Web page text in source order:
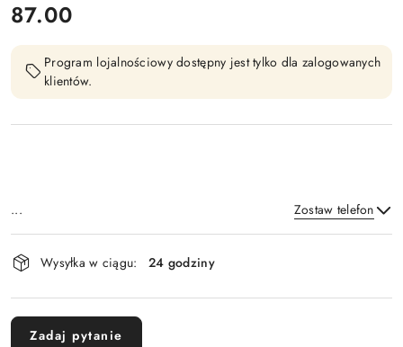
cena:
87.00
Program lojalnościowy dostępny jest tylko dla zalogowanych
klientów.
... Zostaw telefon
Dostępność
i
dostawa
Wysyłka w ciągu: 24 godziny
Zadaj pytanie